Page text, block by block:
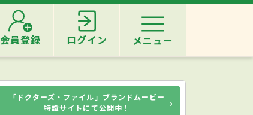
会員登録 ログイン メニュー
「ドクターズ・ファイル」ブランドムービー
特設サイトにて公開中！
›